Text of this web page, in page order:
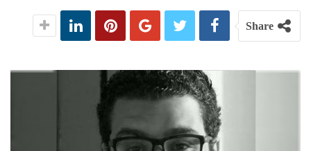
Share